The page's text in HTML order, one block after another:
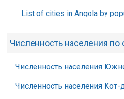
List of cities in Angola by
Численность населения по
Численность населения
Численность населения Кот-